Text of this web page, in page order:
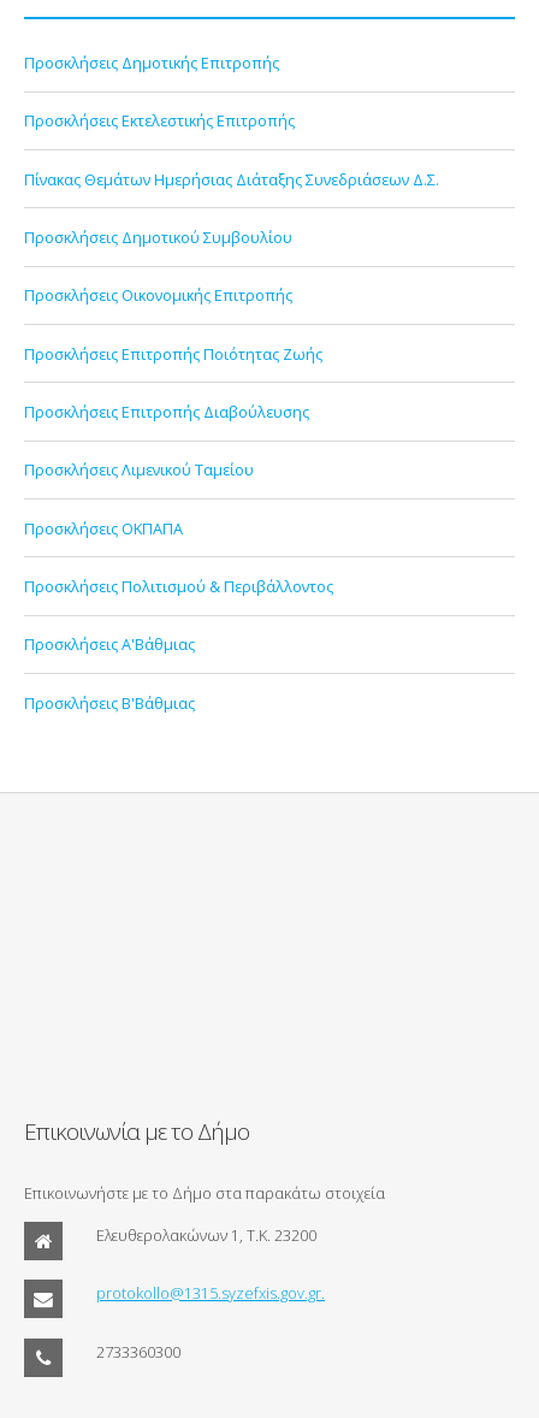
Προσκλήσεις Δημοτικής Επιτροπής
Προσκλήσεις Εκτελεστικής Επιτροπής
Πίνακας Θεμάτων Ημερήσιας Διάταξης Συνεδριάσεων Δ.Σ.
Προσκλήσεις Δημοτικού Συμβουλίου
Προσκλήσεις Οικονομικής Επιτροπής
Προσκλήσεις Επιτροπής Ποιότητας Ζωής
Προσκλήσεις Επιτροπής Διαβούλευσης
Προσκλήσεις Λιμενικού Ταμείου
Προσκλήσεις ΟΚΠΑΠΑ
Προσκλήσεις Πολιτισμού & Περιβάλλοντος
Προσκλήσεις Α'Βάθμιας
Προσκλήσεις Β'Βάθμιας
Επικοινωνία με το Δήμο
Επικοινωνήστε με το Δήμο στα παρακάτω στοιχεία
Ελευθερολακώνων 1, Τ.Κ. 23200
protokollo@1315.syzefxis.gov.gr.
2733360300